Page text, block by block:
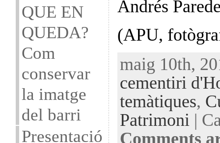
QUE EN
QUEDA?
Com
conservar
la imatge
del barri
Presentació
Andrés
(APU,
maig 10th,
cementiri
temàtiques,
Patrimoni |
Comments